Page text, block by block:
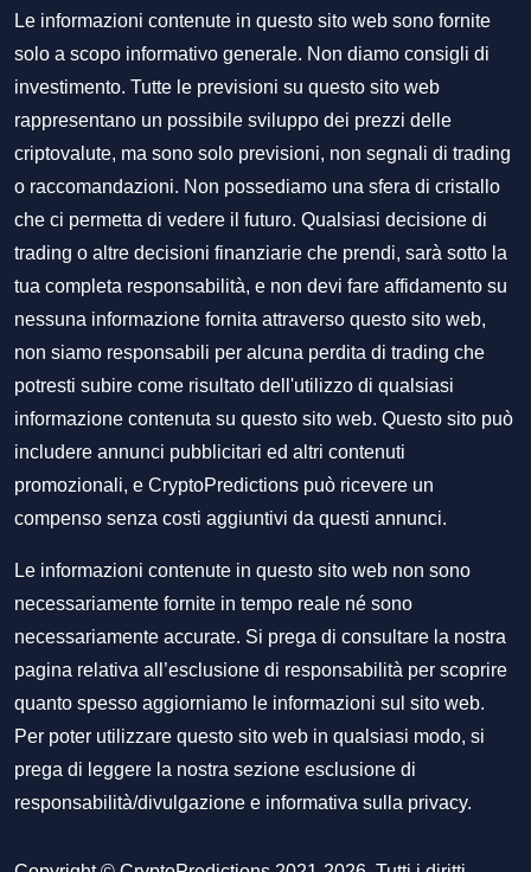
Le informazioni contenute in questo sito web sono fornite
solo a scopo informativo generale. Non diamo consigli di
investimento. Tutte le previsioni su questo sito web
rappresentano un possibile sviluppo dei prezzi delle
criptovalute, ma sono solo previsioni, non segnali di trading
o raccomandazioni. Non possediamo una sfera di cristallo
che ci permetta di vedere il futuro. Qualsiasi decisione di
trading o altre decisioni finanziarie che prendi, sarà sotto la
tua completa responsabilità, e non devi fare affidamento su
nessuna informazione fornita attraverso questo sito web,
non siamo responsabili per alcuna perdita di trading che
potresti subire come risultato dell'utilizzo di qualsiasi
informazione contenuta su questo sito web. Questo sito può
includere annunci pubblicitari ed altri contenuti
promozionali, e CryptoPredictions può ricevere un
compenso senza costi aggiuntivi da questi annunci.
Le informazioni contenute in questo sito web non sono
necessariamente fornite in tempo reale né sono
necessariamente accurate. Si prega di consultare la nostra
pagina relativa all’esclusione di responsabilità per scoprire
quanto spesso aggiorniamo le informazioni sul sito web.
Per poter utilizzare questo sito web in qualsiasi modo, si
prega di leggere la nostra sezione esclusione di
responsabilità/divulgazione e informativa sulla privacy.